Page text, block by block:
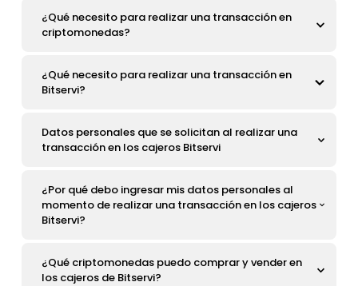
¿Qué necesito para realizar una transacción en
criptomonedas?
¿Qué necesito para realizar una transacción en
Bitservi?
Datos personales que se solicitan al realizar una
transacción en los cajeros Bitservi
¿Por qué debo ingresar mis datos personales al
momento de realizar una transacción en los cajeros
Bitservi?
¿Qué criptomonedas puedo comprar y vender en
los cajeros de Bitservi?